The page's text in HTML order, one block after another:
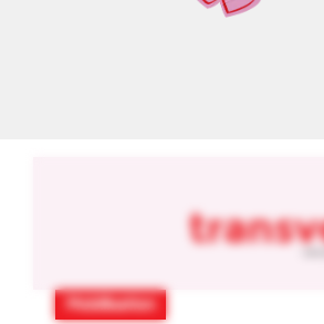
NOS ACTUS
Mobilisation